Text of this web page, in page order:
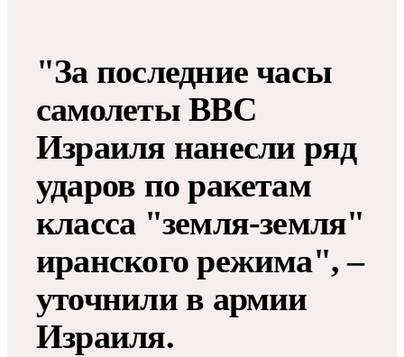
"За последние часы
самолеты ВВС
Израиля нанесли ряд
ударов по ракетам
класса "земля-земля"
иранского режима", –
уточнили в армии
Израиля.